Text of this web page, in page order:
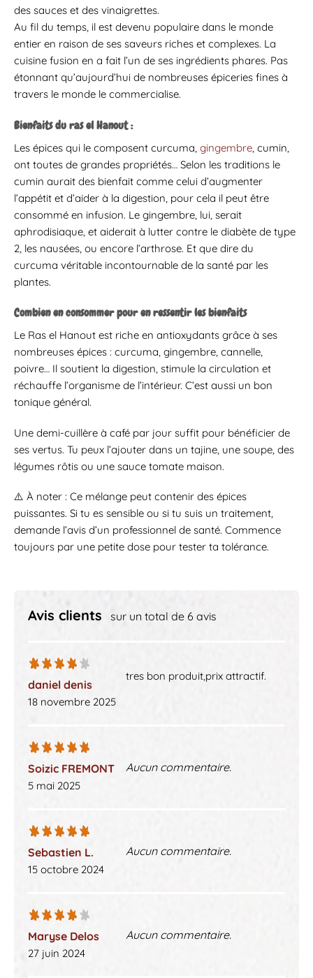
des sauces et des vinaigrettes.
Au fil du temps, il est devenu populaire dans le monde
entier en raison de ses saveurs riches et complexes. La
cuisine fusion en a fait l’un de ses ingrédients phares. Pas
étonnant qu’aujourd’hui de nombreuses épiceries fines à
travers le monde le commercialise.
Bienfaits du ras el Hanout :
Les épices qui le composent curcuma, gingembre , cumin,
ont toutes de grandes propriétés… Selon les traditions le
cumin aurait des bienfait comme celui d’augmenter
l’appétit et d’aider à la digestion, pour cela il peut être
consommé en infusion. Le gingembre, lui, serait
aphrodisiaque, et aiderait à lutter contre le diabète de type
2, les nausées, ou encore l’arthrose. Et que dire du
curcuma véritable incontournable de la santé par les
plantes.
Combien en consommer pour en ressentir les bienfaits
Le Ras el Hanout est riche en antioxydants grâce à ses
nombreuses épices : curcuma, gingembre, cannelle,
poivre… Il soutient la digestion, stimule la circulation et
réchauffe l’organisme de l’intérieur. C’est aussi un bon
tonique général.
Une demi-cuillère à café par jour suffit pour bénéficier de
ses vertus. Tu peux l’ajouter dans un tajine, une soupe, des
légumes rôtis ou une sauce tomate maison.
⚠️ À noter : Ce mélange peut contenir des épices
puissantes. Si tu es sensible ou si tu suis un traitement,
demande l’avis d’un professionnel de santé. Commence
toujours par une petite dose pour tester ta tolérance.
Avis clients sur un total de 6 avis
daniel denis
18 novembre 2025
tres bon produit,prix attractif.
Soizic FREMONT
5 mai 2025
Aucun commentaire.
Sebastien L.
15 octobre 2024
Aucun commentaire.
Maryse Delos
27 juin 2024
Aucun commentaire.